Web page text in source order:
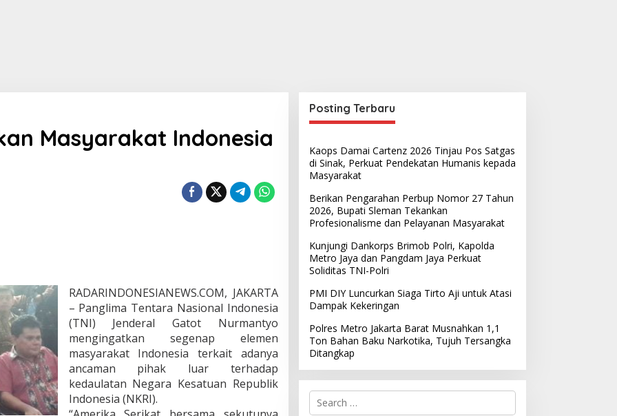
Masyarakat Indonesia
RADARINDONESIANEWS.COM, JAKARTA
– Panglima Tentara Nasional Indonesia
(TNI) Jenderal Gatot Nurmantyo
mengingatkan segenap elemen
masyarakat Indonesia terkait adanya
ancaman pihak luar terhadap
kedaulatan Negara Kesatuan Republik
Indonesia (NKRI).
Posting Terbaru
Kaops Damai Cartenz 2026 Tinjau Pos Satgas
di Sinak, Perkuat Pendekatan Humanis kepada
Masyarakat
Berikan Pengarahan Perbup Nomor 27 Tahun
2026, Bupati Sleman Tekankan
Profesionalisme dan Pelayanan Masyarakat
Kunjungi Dankorps Brimob Polri, Kapolda
Metro Jaya dan Pangdam Jaya Perkuat
Soliditas TNI-Polri
PMI DIY Luncurkan Siaga Tirto Aji untuk Atasi
Dampak Kekeringan
Polres Metro Jakarta Barat Musnahkan 1,1
Ton Bahan Baku Narkotika, Tujuh Tersangka
Ditangkap
S